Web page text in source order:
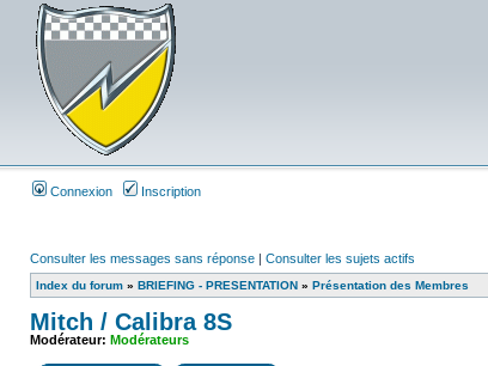
Connexion Inscription
Consulter les messages sans réponse | Consulter les sujets actifs
Index du forum » BRIEFING - PRESENTATION » Présentation des Membres
Mitch / Calibra 8S
Modérateur: Modérateurs